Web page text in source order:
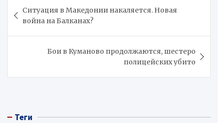
по
записям
Ситуация в Македонии накаляется. Новая
война на Балканах?
Бои в Куманово продолжаются, шестеро
полицейских убито
Теги